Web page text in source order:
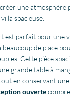
une atmosphère
spacieuse.
est parfait pour une
beaucoup de place
Cette pièce
grande table à
en conservant
ouverte